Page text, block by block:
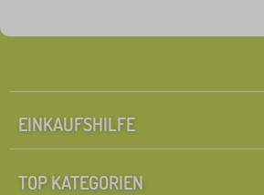
EINKAUFSHILFE
TOP KATEGORIEN